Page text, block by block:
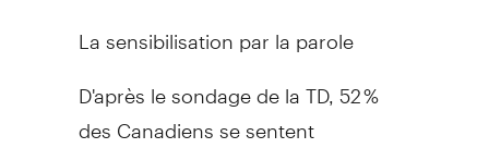
La sensibilisation par la parole
D'après le sondage de la TD, 52 %
des Canadiens se sentent